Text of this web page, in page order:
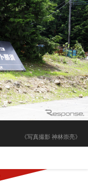
《写真撮影 神林崇亮》